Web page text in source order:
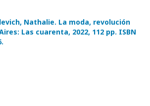
Nathalie. La moda, revolución
Las cuarenta, 2022, 112 pp. ISBN